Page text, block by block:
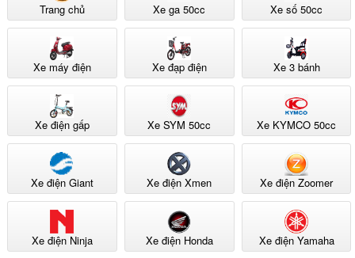
Trang chủ Xe ga 50cc Xe số 50cc
Xe máy điện Xe đạp điện Xe 3 bánh
Xe điện gấp Xe SYM 50cc Xe KYMCO 50cc
Xe điện Giant Xe điện Xmen Xe điện Zoomer
Xe điện Ninja Xe điện Honda Xe điện Yamaha